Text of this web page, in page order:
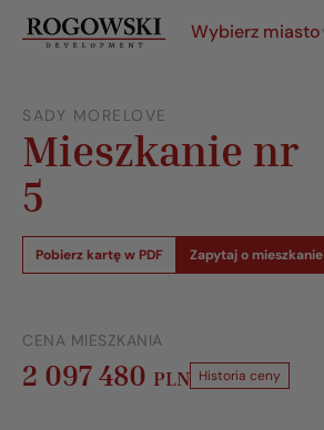
Wybierz miasto
SADY MORELOVE
Mieszkanie nr
5
Pobierz kartę w PDF Zapytaj o mieszkanie
CENA MIESZKANIA
2 097 480 PLN Historia ceny